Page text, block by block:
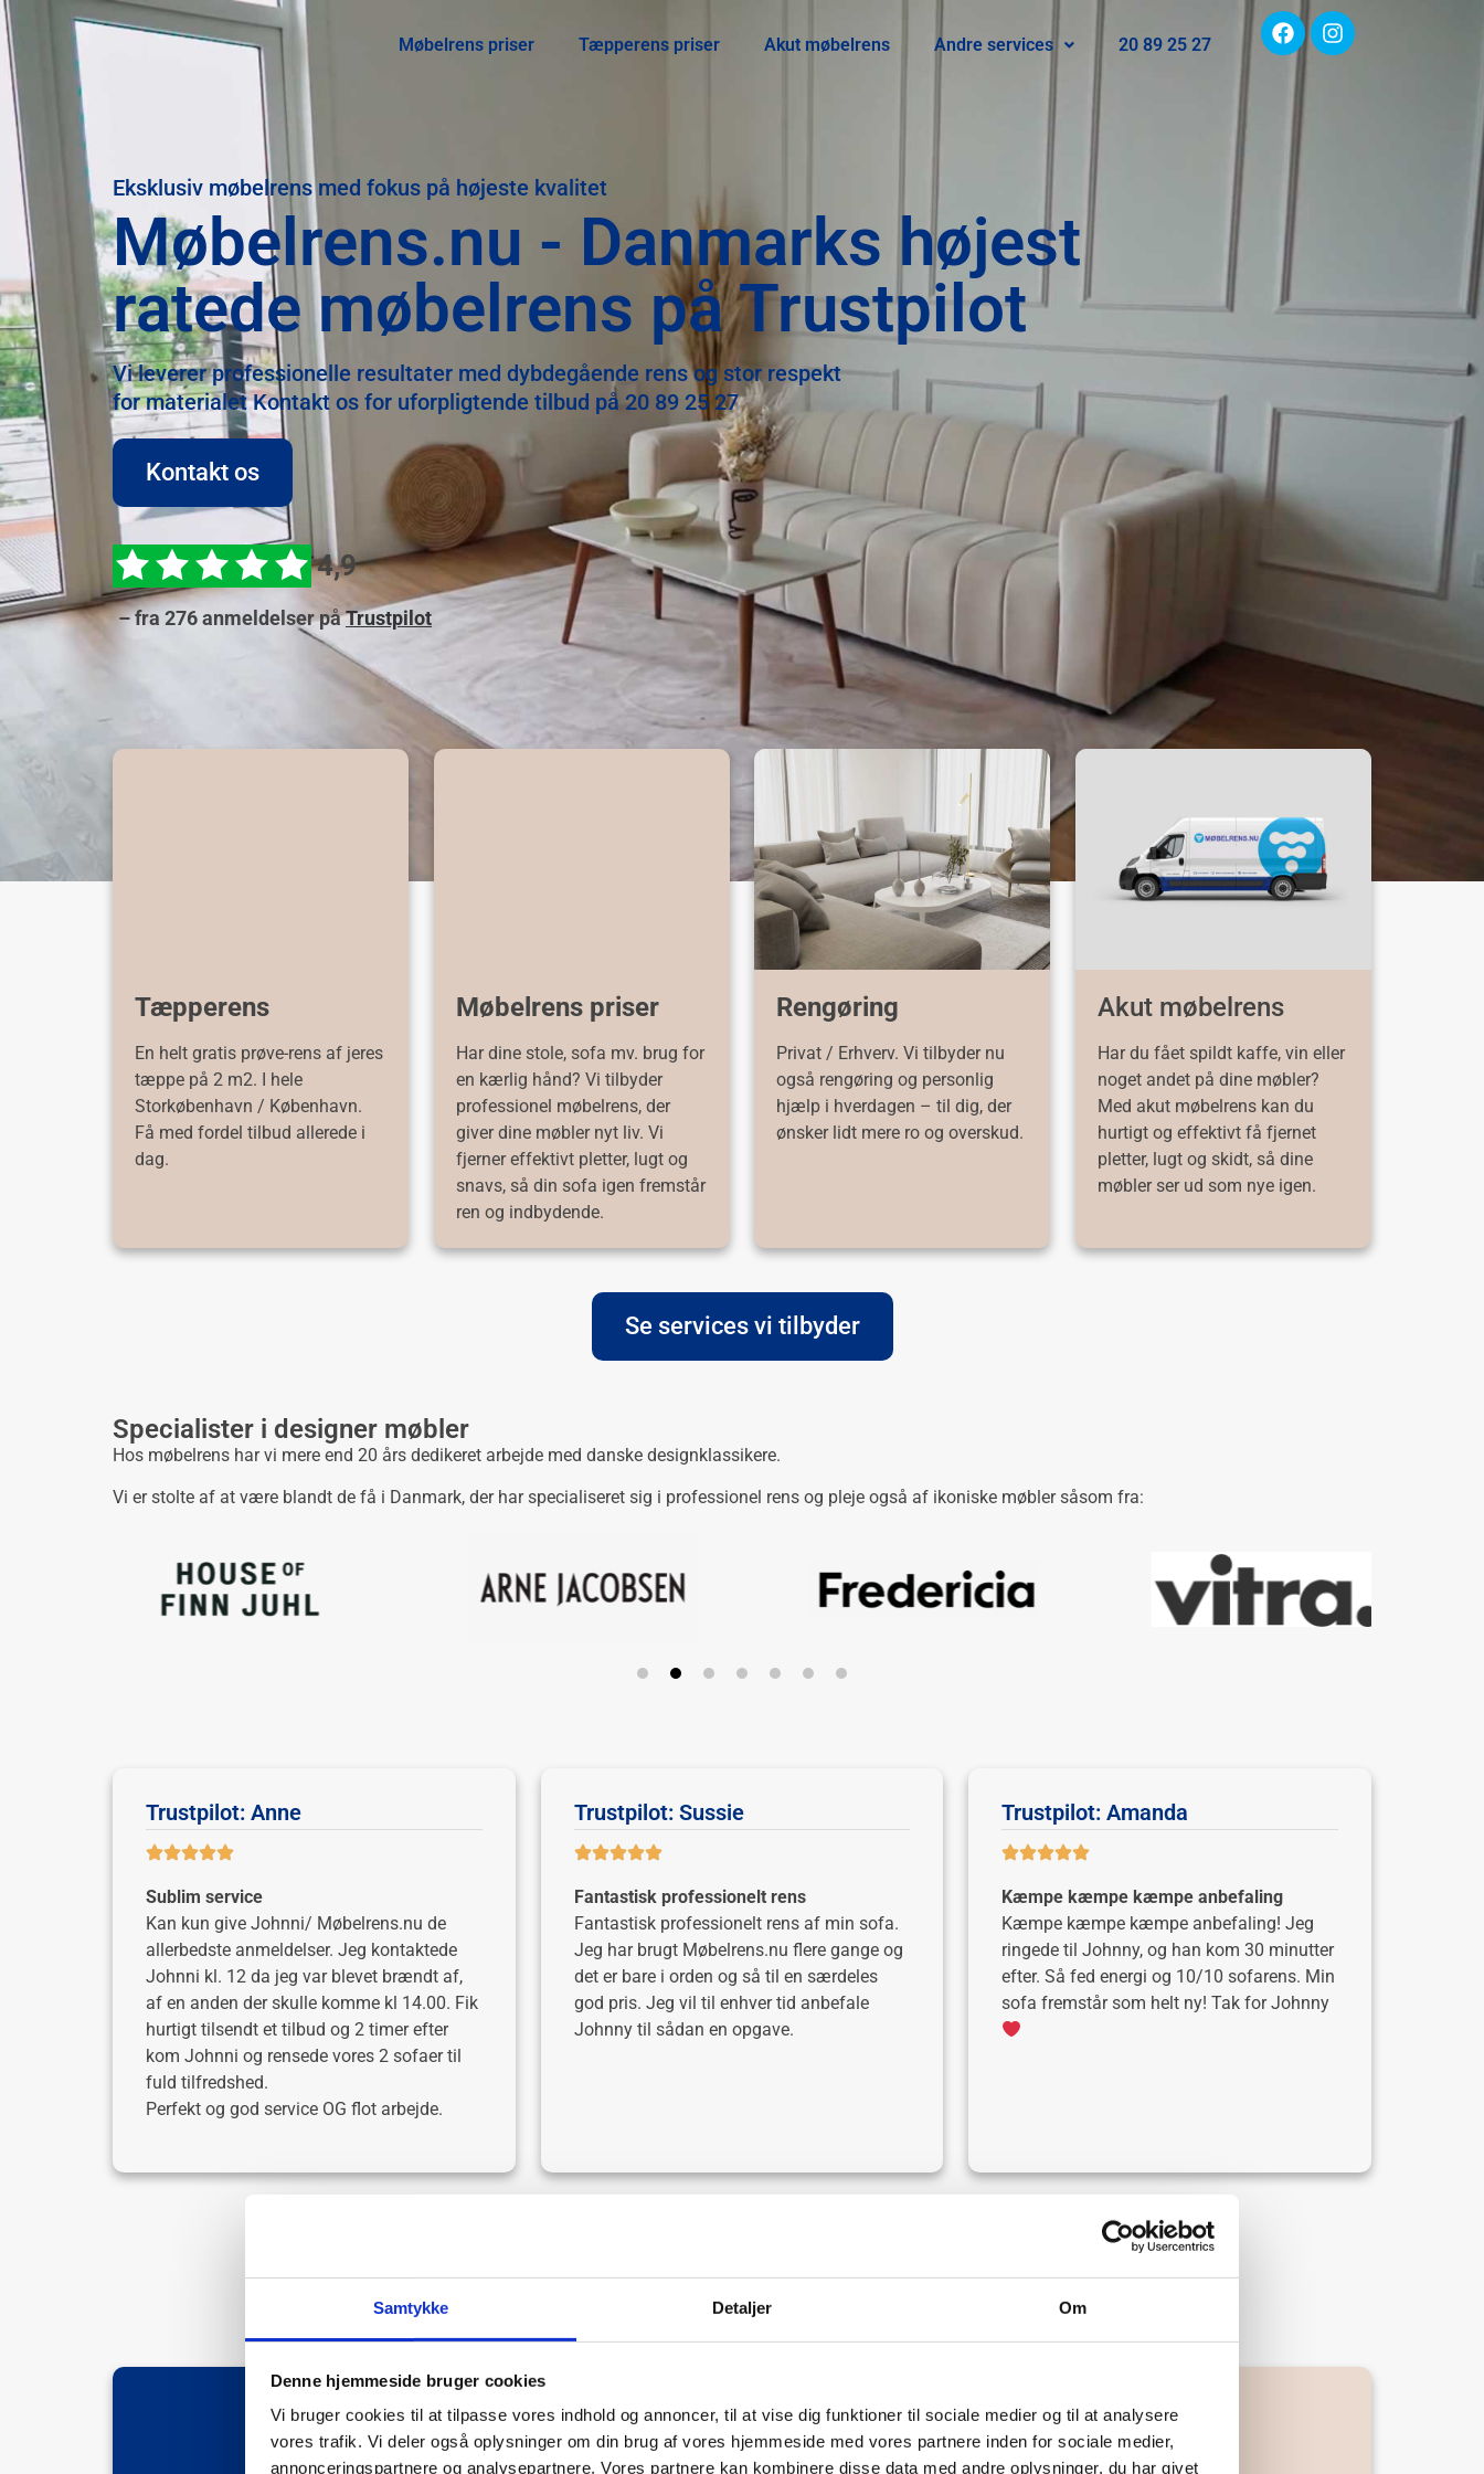
Samtykke Detaljer Om
Denne hjemmeside bruger cookies
Vi bruger cookies til at tilpasse vores indhold og annoncer, til at vise dig funktioner til sociale medier og til at analysere
vores trafik. Vi deler også oplysninger om din brug af vores hjemmeside med vores partnere inden for sociale medier,
annonceringspartnere og analysepartnere. Vores partnere kan kombinere disse data med andre oplysninger, du har givet
Møbelrens priser Tæpperens priser Akut møbelrens Andre services 20 89 25 27
Eksklusiv møbelrens med fokus på højeste kvalitet
Møbelrens.nu - Danmarks højest
ratede møbelrens på Trustpilot
Vi leverer professionelle resultater med dybdegående rens og stor respekt
for materialet Kontakt os for uforpligtende tilbud på 20 89 25 27
Kontakt os
4,9
– fra 276 anmeldelser påTrustpilot
Tæpperens
En helt gratis prøve-rens af jeres
tæppe på 2 m2. I hele
Storkøbenhavn / København.
Få med fordel tilbud allerede i
dag.
Møbelrens priser
Har dine stole, sofa mv. brug for
en kærlig hånd? Vi tilbyder
professionel møbelrens, der
giver dine møbler nyt liv. Vi
fjerner effektivt pletter, lugt og
snavs, så din sofa igen fremstår
ren og indbydende.
Rengøring
Privat / Erhverv. Vi tilbyder nu
også rengøring og personlig
hjælp i hverdagen – til dig, der
ønsker lidt mere ro og overskud.
Akut møbelrens
Har du fået spildt kaffe, vin eller
noget andet på dine møbler?
Med akut møbelrens kan du
hurtigt og effektivt få fjernet
pletter, lugt og skidt, så dine
møbler ser ud som nye igen.
Se services vi tilbyder
Specialister i designer møbler
Hos møbelrens har vi mere end 20 års dedikeret arbejde med danske designklassikere.
Vi er stolte af at være blandt de få i Danmark, der har specialiseret sig i professionel rens og pleje også af ikoniske møbler såsom fra:
Trustpilot: Anne
Sublim service
Kan kun give Johnni/ Møbelrens.nu de
allerbedste anmeldelser. Jeg kontaktede
Johnni kl. 12 da jeg var blevet brændt af,
af en anden der skulle komme kl 14.00. Fik
hurtigt tilsendt et tilbud og 2 timer efter
kom Johnni og rensede vores 2 sofaer til
fuld tilfredshed.
Perfekt og god service OG flot arbejde.
Trustpilot: Sussie
Fantastisk professionelt rens
Fantastisk professionelt rens af min sofa.
Jeg har brugt Møbelrens.nu flere gange og
det er bare i orden og så til en særdeles
god pris. Jeg vil til enhver tid anbefale
Johnny til sådan en opgave.
Trustpilot: Amanda
Kæmpe kæmpe kæmpe anbefaling
Kæmpe kæmpe kæmpe anbefaling! Jeg
ringede til Johnny, og han kom 30 minutter
efter. Så fed energi og 10/10 sofarens. Min
sofa fremstår som helt ny! Tak for Johnny
Kontakt os for uforpligtende samtale og tilbud
Navn*